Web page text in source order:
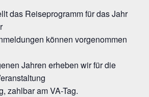
das Reiseprogramm für das Jahr
können vorgenommen
Jahren erheben wir für die
zahlbar am VA-Tag.